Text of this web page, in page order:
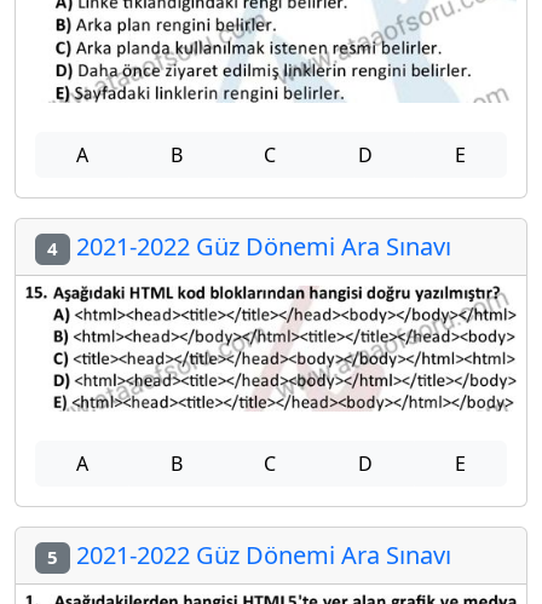
A B C D E
4 2021-2022 Güz Dönemi Ara Sınavı
A B C D E
5 2021-2022 Güz Dönemi Ara Sınavı